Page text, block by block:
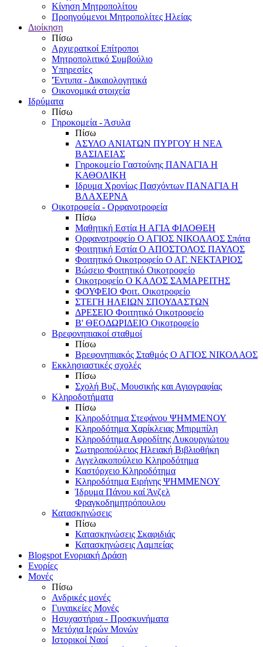
Κίνηση Μητροπολίτου
Προηγούμενοι Μητροπολίτες Ηλείας
Διοίκηση
Πίσω
Αρχιερατκοί Επίτροποι
Μητροπολιτικό Συμβούλιο
Υπηρεσίες
'Έντυπα - Δικαιολογητικά
Οικονομικά στοιχεία
Ιδρύματα
Πίσω
Γηροκομεία - Άσυλα
Πίσω
ΑΣΥΛΟ ΑΝΙΑΤΩΝ ΠΥΡΓΟΥ Η ΝΕΑ
ΒΑΣΙΛΕΙΑΣ
Γηροκομείο Γαστούνης ΠΑΝΑΓΙΑ Η
ΚΑΘΟΛΙΚΗ
Ιδρυμα Χρονίως Πασχόντων ΠΑΝΑΓΙΑ Η
ΒΛΑΧΕΡΝΑ
Οικοτροφεία - Ορφανοτροφεία
Πίσω
Μαθητική Εστία Η ΑΓΙΑ ΦΙΛΟΘΕΗ
Ορφανοτροφείο Ο ΑΓΙΟΣ ΝΙΚΟΛΑΟΣ Σπάτα
Φοιτητική Εστία Ο ΑΠΟΣΤΟΛΟΣ ΠΑΥΛΟΣ
Φοιτητικό Οικοτροφείο Ο ΑΓ. ΝΕΚΤΑΡΙΟΣ
Βώσειο Φοιτητικό Οικοτροφείο
Οικοτροφείο Ο ΚΑΛΟΣ ΣΑΜΑΡΕΙΤΗΣ
ΦΟΥΦΕΙΟ Φοιτ. Οικοτροφείο
ΣΤΕΓΗ ΗΛΕΙΩΝ ΣΠΟΥΔΑΣΤΩΝ
ΔΡΕΣΕΙΟ Φοιτητικό Οικοτροφείο
Β' ΘΕΟΔΩΡΙΔΕΙΟ Οικοτροφείο
Βρεφονηπιακοί σταθμοί
Πίσω
Βρεφονηπιακός Σταθμός Ο ΑΓΙΟΣ ΝΙΚΟΛΑΟΣ
Εκκλησιαστικές σχολές
Πίσω
Σχολή Βυζ. Μουσικής και Αγιογραφίας
Κληροδοτήματα
Πίσω
Κληροδότημα Στεφάνου ΨΗΜΜΕΝΟΥ
Κληροδότημα Χαρίκλειας Μπιρμπίλη
Κληροδότημα Αφροδίτης Λυκουργιώτου
Σωτηροπούλειος Ηλειακή Βιβλιοθήκη
Αγγελακοπούλειο Κληροδότημα
Καστόρχειο Κληροδότημα
Κληροδότημα Ειρήνης ΨΗΜΜΕΝΟΥ
Ίδρυμα Πάνου καί Άνζελ
Φραγκοδημητρόπουλου
Κατασκηνώσεις
Πίσω
Κατασκηνώσεις Σκαφιδιάς
Κατασκηνώσεις Λαμπείας
Blogspot Ενοριακή Δράση
Ενορίες
Μονές
Πίσω
Ανδρικές μονές
Γυναικείες Μονές
Ησυχαστήρια - Προσκυνήματα
Μετόχια Ιερών Μονών
Ιστορικοί Ναοί